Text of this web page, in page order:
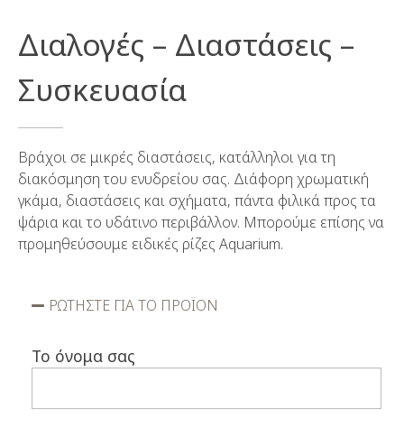
Διαλογές – Διαστάσεις –
Συσκευασία
Βράχοι σε μικρές διαστάσεις, κατάλληλοι για τη
διακόσμηση του ενυδρείου σας. Διάφορη χρωματική
γκάμα, διαστάσεις και σχήματα, πάντα φιλικά προς τα
ψάρια και το υδάτινο περιβάλλον. Μπορούμε επίσης να
προμηθεύσουμε ειδικές ρίζες Aquarium.
ΡΩΤΗΣΤΕ ΓΙΑ ΤΟ ΠΡΟΪΟΝ
Το όνομα σας